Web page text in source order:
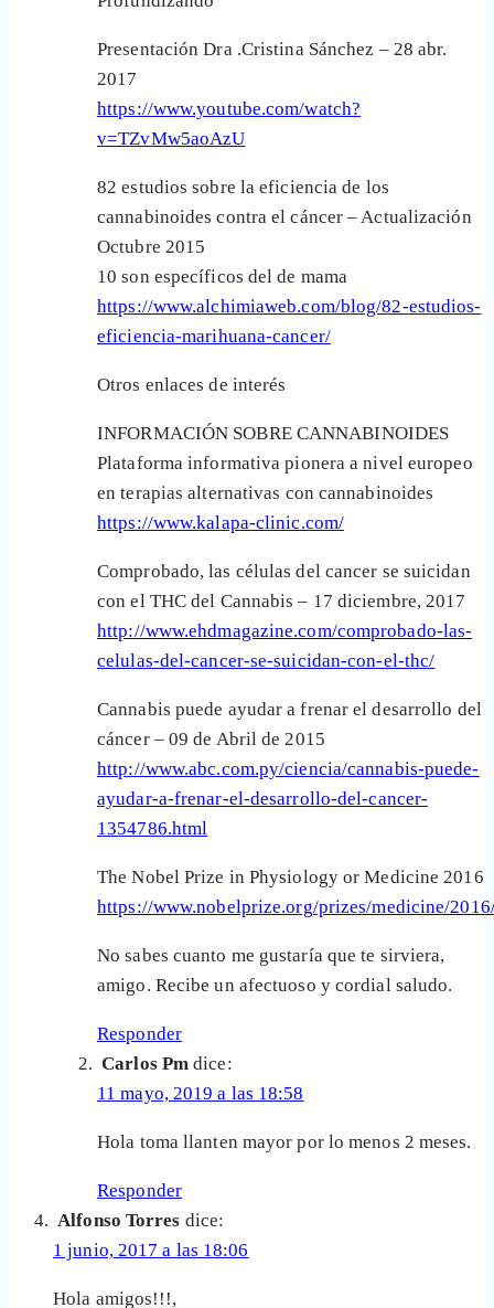
Presentación Dra .Cristina Sánchez – 28 abr.
2017
https://www.youtube.com/watch?
v=TZvMw5aoAzU
82 estudios sobre la eficiencia de los
cannabinoides contra el cáncer – Actualización
Octubre 2015
10 son específicos del de mama
https://www.alchimiaweb.com/blog/82-estudios-
eficiencia-marihuana-cancer/
Otros enlaces de interés
INFORMACIÓN SOBRE CANNABINOIDES
Plataforma informativa pionera a nivel europeo
en terapias alternativas con cannabinoides
https://www.kalapa-clinic.com/
Comprobado, las células del cancer se suicidan
con el THC del Cannabis – 17 diciembre, 2017
http://www.ehdmagazine.com/comprobado-las-
celulas-del-cancer-se-suicidan-con-el-thc/
Cannabis puede ayudar a frenar el desarrollo del
cáncer – 09 de Abril de 2015
http://www.abc.com.py/ciencia/cannabis-puede-
ayudar-a-frenar-el-desarrollo-del-cancer-
1354786.html
The Nobel Prize in Physiology or Medicine 2016
https://www.nobelprize.org/prizes/medicine/
No sabes cuanto me gustaría que te sirviera,
amigo. Recibe un afectuoso y cordial saludo.
Responder
Carlos Pm dice:
11 mayo, 2019 a las 18:58
Hola toma llanten mayor por lo menos 2 meses.
Responder
Alfonso Torres dice:
1 junio, 2017 a las 18:06
Hola amigos!!!,